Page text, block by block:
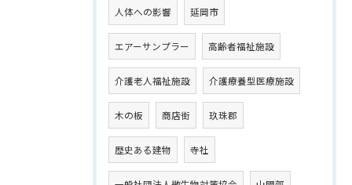
人体への影響 延岡市
エアーサンプラー 高齢者福祉施設
介護老人福祉施設 介護療養型医療施設
木の板 商店街 玖珠郡
歴史ある建物 寺社